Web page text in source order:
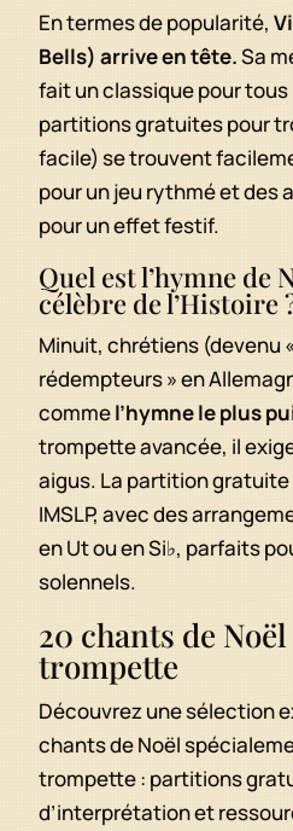
En termes de popularité,
Bells) arrive en tête.Sa
fait un classique pour tous
partitions gratuites pour
facile) se trouvent
pour un jeu rythmé et
pour un effet festif.
Quel est l’hymne de
célèbre de l’Histoire
Minuit, chrétiens (devenu
rédempteurs » en
commel’hymne le plus
trompette avancée, il
aigus. La partition
IMSLP, avec des
en Ut ou en Si♭, parfaits
solennels.
20 chants de
trompette
Découvrez une sélection
chants de Noël
trompette : partitions
d’interprétation et